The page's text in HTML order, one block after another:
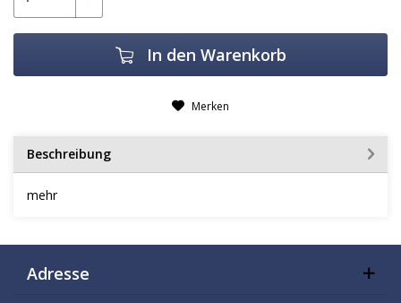
In den Warenkorb
Merken
Beschreibung
mehr
Adresse